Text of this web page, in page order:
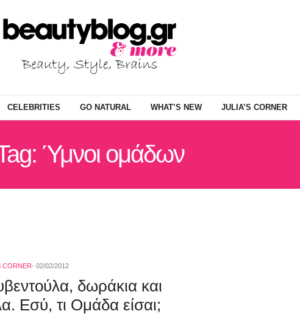
CELEBRITIES GO NATURAL WHAT’S NEW JULIA’S CORNER
Ύμνοι ομάδων
CORNER 02/02/2012
δωράκια και
Εσύ, τι Ομάδα είσαι;